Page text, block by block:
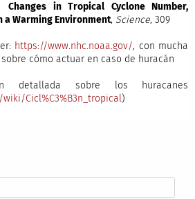
Changes in Tropical Cyclone Number,
a Warming Environment, Science, 309
https://www.nhc.noaa.gov/, con mucha
cómo actuar en caso de huracán
detallada sobre los huracanes
Cicl%C3%B3n_tropical)